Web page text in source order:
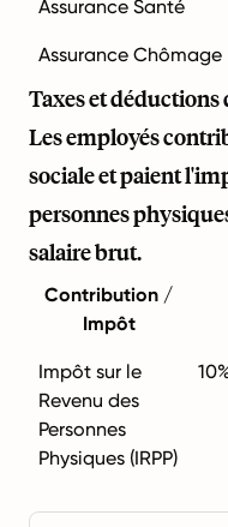
Assurance Santé
Assurance Chômage
Taxes et déductions
Les employés
sociale et paient
personnes
salaire brut.
Contribution /
Impôt
Impôt sur le
Revenu des
Personnes
Physiques (IRPP)